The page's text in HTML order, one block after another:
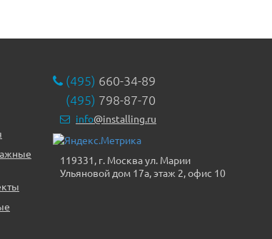
(495) 660-34-89
(495) 798-87-70
info@installing.ru
119331, г. Москва ул. Марии
Ульяновой дом 17а, этаж 2, офис 10